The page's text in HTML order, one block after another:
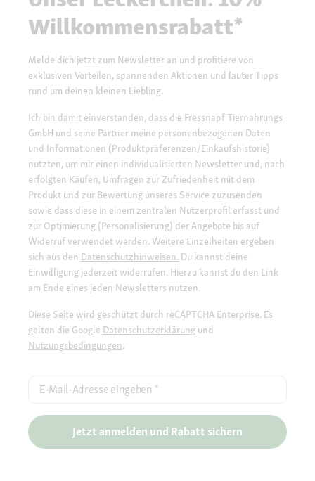
Willkommensrabatt*
Melde dich jetzt zum Newsletter an und profitiere von
exklusiven Vorteilen, spannenden Aktionen und lauter Tipps
rund um deinen kleinen Liebling.
Ich bin damit einverstanden, dass die Fressnapf Tiernahrungs
GmbH und seine Partner meine personenbezogenen Daten
und Informationen (Produktpräferenzen/Einkaufshistorie)
nutzten, um mir einen individualisierten Newsletter und, nach
erfolgten Käufen, Umfragen zur Zufriedenheit mit dem
Produkt und zur Bewertung unseres Service zuzusenden
sowie dass diese in einem zentralen Nutzerprofil erfasst und
zur Optimierung (Personalisierung) der Angebote bis auf
Widerruf verwendet werden. Weitere Einzelheiten ergeben
sich aus den Datenschutzhinweisen. Du kannst deine
Einwilligung jederzeit widerrufen. Hierzu kannst du den Link
am Ende eines jeden Newsletters nutzen.
Diese Seite wird geschützt durch reCAPTCHA Enterprise. Es
gelten die Google Datenschutzerklärung und
Nutzungsbedingungen.
E-Mail-Adresse eingeben *
Jetzt anmelden und Rabatt sichern